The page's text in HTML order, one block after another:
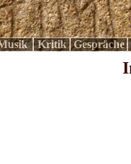
Kritik Gespräche